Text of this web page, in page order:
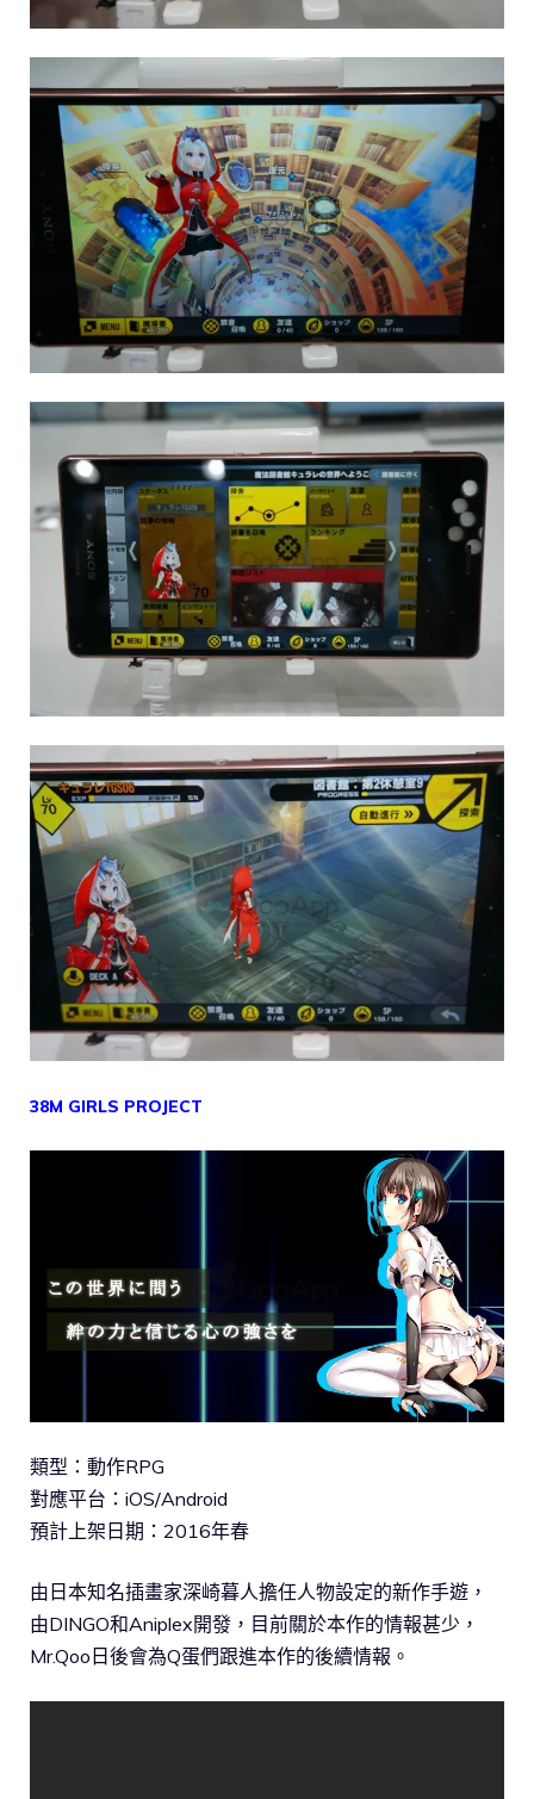
38M GIRLS PROJECT
類型：動作RPG
對應平台：iOS/Android
預計上架日期：2016年春
由日本知名插畫家深崎暮人擔任人物設定的新作手遊，
由DINGO和Aniplex開發，目前關於本作的情報甚少，
Mr.Qoo日後會為Q蛋們跟進本作的後續情報。